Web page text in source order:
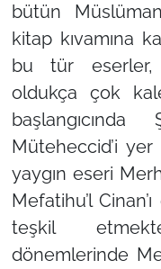
bütün
kitap kıvamına
bu tür eserler,
oldukça çok
başlangıcında
Müteheccid’i
yaygın eseri
Mefatihu’l
teşkil
dönemlerinde